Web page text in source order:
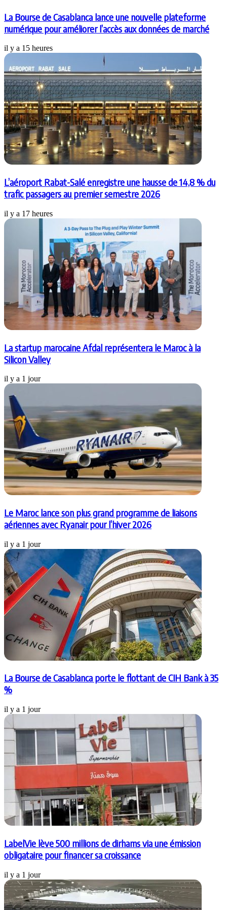
La Bourse de Casablanca lance une nouvelle plateforme
numérique pour améliorer l’accès aux données de marché
il y a 15 heures
L’aéroport Rabat-Salé enregistre une hausse de 14,8 % du
trafic passagers au premier semestre 2026
il y a 17 heures
La startup marocaine Afdal représentera le Maroc à la
Silicon Valley
il y a 1 jour
Le Maroc lance son plus grand programme de liaisons
aériennes avec Ryanair pour l’hiver 2026
il y a 1 jour
La Bourse de Casablanca porte le flottant de CIH Bank à 35
%
il y a 1 jour
LabelVie lève 500 millions de dirhams via une émission
obligataire pour financer sa croissance
il y a 1 jour